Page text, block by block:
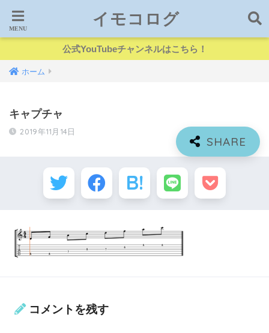
イモコログ
公式YouTubeチャンネルはこちら！
ホーム
キャプチャ
2019年11月14日
コメントを残す